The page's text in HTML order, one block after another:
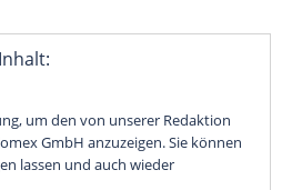
um den von unserer Redaktion
GmbH anzuzeigen. Sie können
lassen und auch wieder